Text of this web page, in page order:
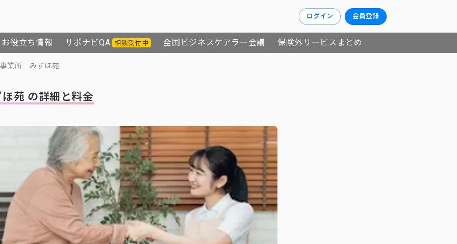
ログイン 会員登録
お役立ち情報 サポナビQA 相談受付中 全国ビジネスケアラー会議 保険外サービスまとめ
業所 みずほ苑
苑 の詳細と料金